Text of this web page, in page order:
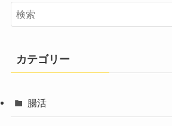
カテゴリー
腸活